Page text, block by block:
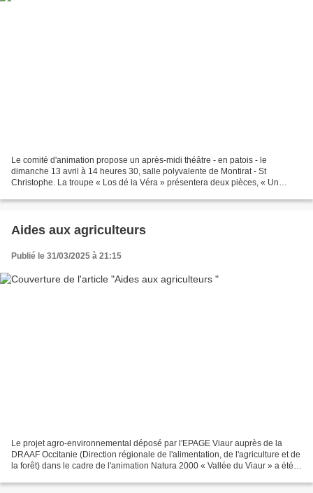
Le comité d'animation propose un après-midi théâtre - en patois - le
dimanche 13 avril à 14 heures 30, salle polyvalente de Montirat - St
Christophe. La troupe « Los dé la Véra » présentera deux pièces, « Un
Aides aux agriculteurs
Publié le 31/03/2025 à 21:15
Le projet agro-environnemental déposé par l'EPAGE Viaur auprès de la
DRAAF Occitanie (Direction régionale de l'alimentation, de l'agriculture et de
la forêt) dans le cadre de l'animation Natura 2000 « Vallée du Viaur » a été